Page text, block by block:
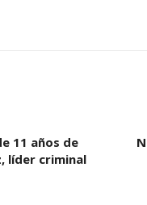
11 años de
líder criminal